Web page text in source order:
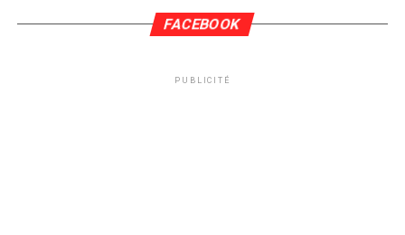
FACEBOOK
PUBLICITÉ